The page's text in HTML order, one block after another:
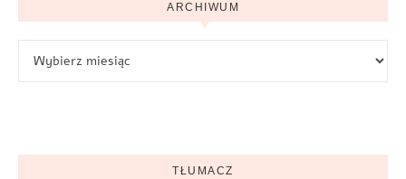
ARCHIWUM
TŁUMACZ